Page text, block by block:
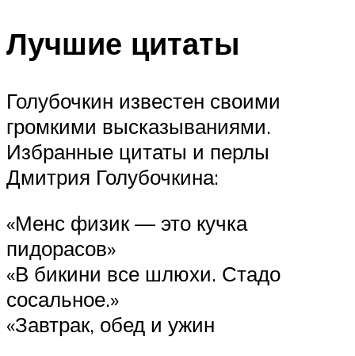
Лучшие цитаты
Голубочкин известен своими
громкими высказываниями.
Избранные цитаты и перлы
Дмитрия Голубочкина:
«Менс физик — это кучка
пидорасов»
«В бикини все шлюхи. Стадо
сосальное.»
«Завтрак, обед и ужин